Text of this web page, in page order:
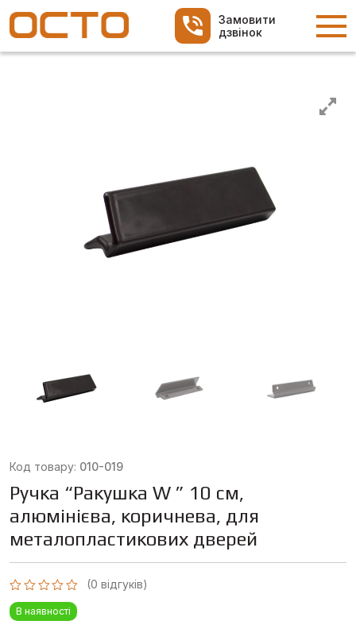
Замовити
дзвінок
Код товару: 010-019
Ручка “Ракушка W ” 10 см,
алюмінієва, коричнева, для
металопластикових дверей
Оцінено
в
0
(0 відгуків)
В наявності